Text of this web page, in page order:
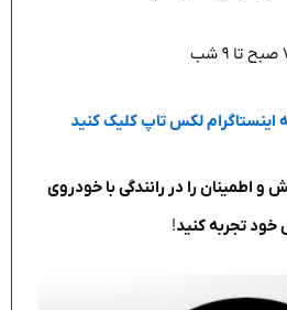
لکس تاپ کلیک کنید
و اطمینان را در رانندگی با خودروی
تجربه کنید!